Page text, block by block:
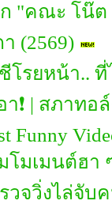
"คณะ โน๊ต
า (2569)
โรยหน้า..
า❗ | สภาทอ
Funny
โมเมนต์ฮา
วจวิ่งไล่จับ